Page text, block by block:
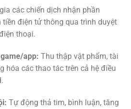
các chiến dịch nhận phần
điện tử thông qua trình duyệt
thoại.
app: Thu thập vật phẩm, tài
hóa các thao tác trên cả hệ điều
Tự động thả tim, bình luận, tăng